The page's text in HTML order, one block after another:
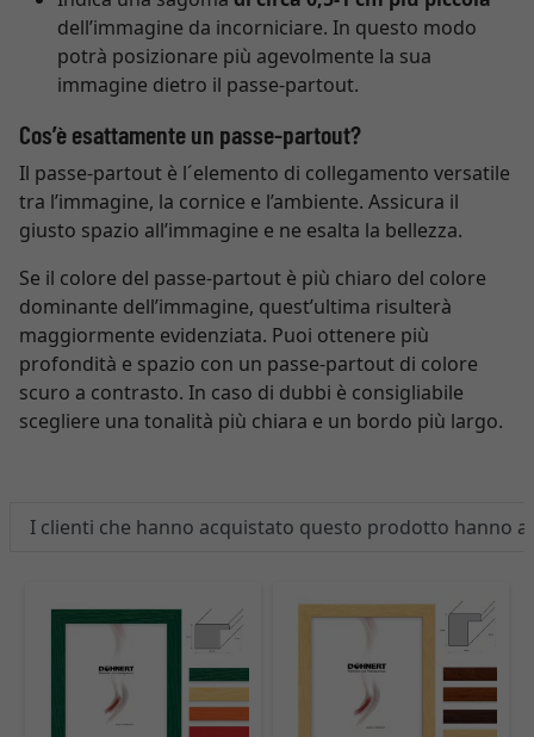
dell’immagine da incorniciare. In questo modo
potrà posizionare più agevolmente la sua
immagine dietro il passe-partout.
Cos’è esattamente un passe-partout?
Il passe-partout è l´elemento di collegamento versatile
tra l’immagine, la cornice e l’ambiente. Assicura il
giusto spazio all’immagine e ne esalta la bellezza.
Se il colore del passe-partout è più chiaro del colore
dominante dell’immagine, quest’ultima risulterà
maggiormente evidenziata. Puoi ottenere più
profondità e spazio con un passe-partout di colore
scuro a contrasto. In caso di dubbi è consigliabile
scegliere una tonalità più chiara e un bordo più largo.
I clienti che hanno acquistato questo prodotto hanno